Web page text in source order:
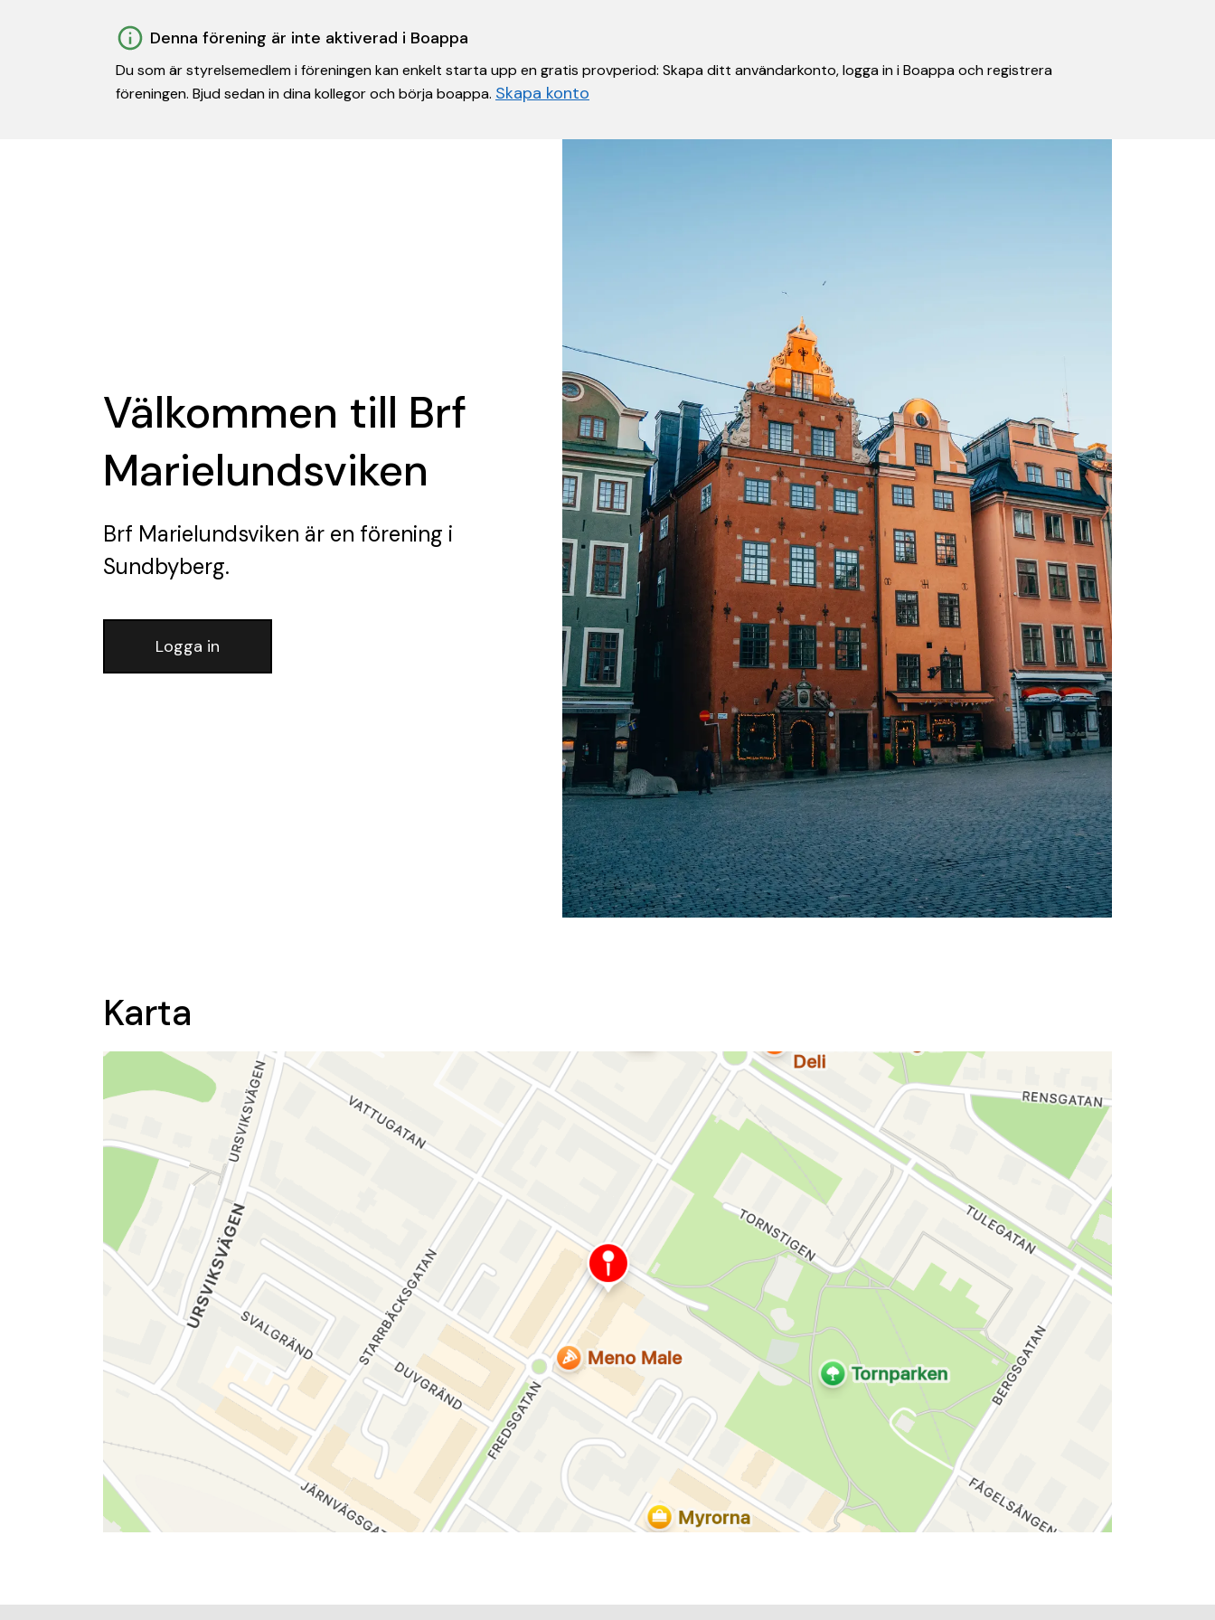
Denna förening är inte aktiverad i Boappa
Du som är styrelsemedlem i föreningen kan enkelt starta upp en gratis provperiod: Skapa ditt användarkonto, logga in i Boappa och registrera
föreningen. Bjud sedan in dina kollegor och börja boappa. Skapa konto
Välkommen till Brf
Marielundsviken
Brf Marielundsviken är en förening i
Sundbyberg.
Logga in
Karta